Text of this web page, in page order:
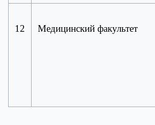
12 Медицинский факультет